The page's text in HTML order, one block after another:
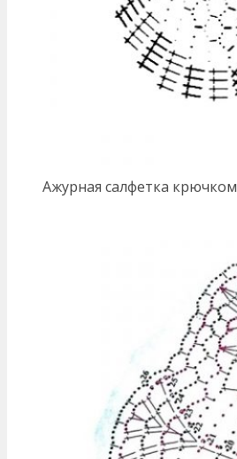
Ажурная салфетка крючком